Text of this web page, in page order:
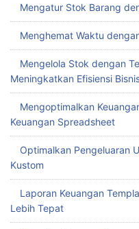
Mengatur Stok Barang
Menghemat Waktu
Mengelola Stok dengan
Meningkatkan Efisiensi
Mengoptimalkan
Keuangan Spreadsheet
Optimalkan Pengeluaran
Kustom
Laporan Keuangan
Lebih Tepat